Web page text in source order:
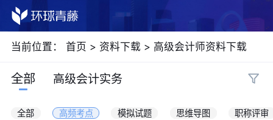
当前位置： 首页 > 资料下载 > 高级会计师资料下载
全部 高级会计实务
全部 高频考点 模拟试题 思维导图 职称评审